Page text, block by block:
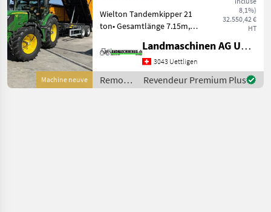
MARKETPLACE
Marketplace
Offres des
distributeurs
Petites
annonces
Machine neuve
8,1%)
32.550,42 €
HT
Wielton Tandemkipper 21
ton• Gesamtlänge 7.15m,
Pritschenlänge 5.12m,
Breite 2.42m•
Plattformhöhe 1.38 m•
Eigengewicht 5000 kg•
Landmaschinen AG Uettligen
3043 Uettligen
Remorques
/
Revendeur Premium Plus